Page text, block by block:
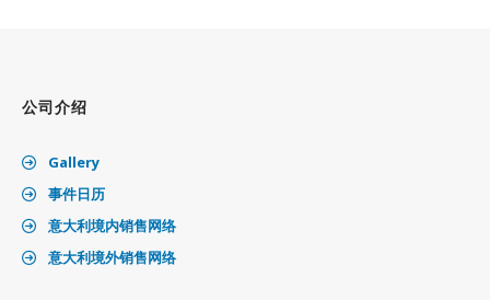
公司介绍
Gallery
事件日历
意大利境内销售网络
意大利境外销售网络